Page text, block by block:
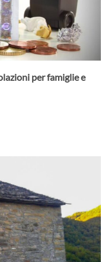
per famiglie e